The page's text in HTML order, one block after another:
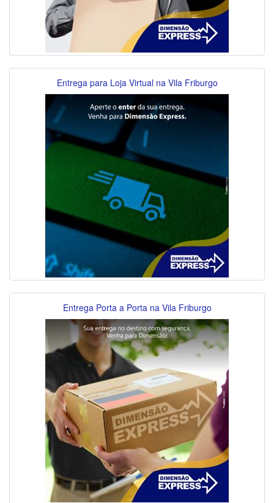
Entrega para Loja Virtual na Vila Friburgo
Entrega Porta a Porta na Vila Friburgo